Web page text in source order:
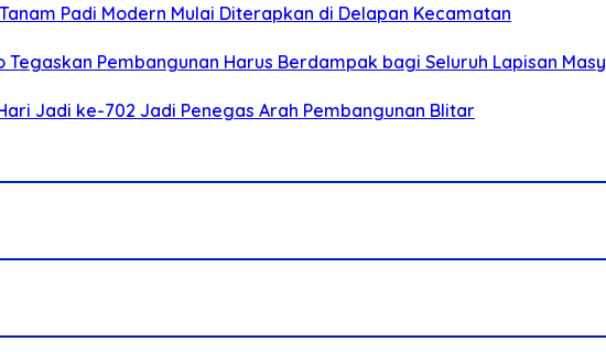
Padi Modern Mulai Diterapkan di Delapan Kecamatan
Tegaskan Pembangunan Harus Berdampak bagi Seluruh Lapisan
Jadi ke-702 Jadi Penegas Arah Pembangunan Blitar